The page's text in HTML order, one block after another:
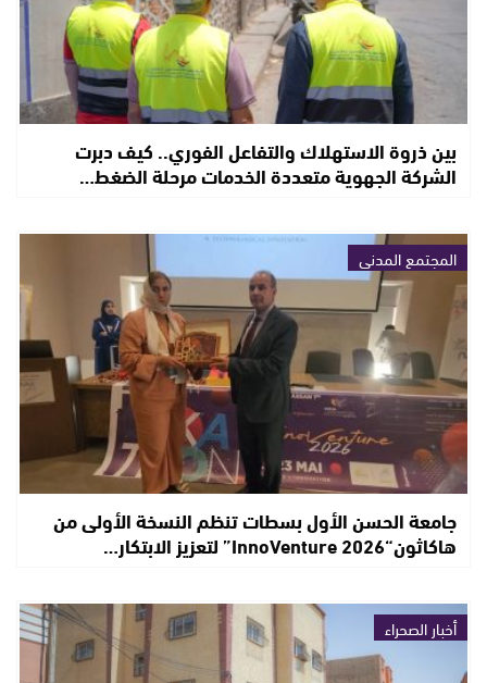
بين ذروة الاستهلاك والتفاعل الفوري.. كيف دبرت
الشركة الجهوية متعددة الخدمات مرحلة الضغط…
المجتمع المدني
جامعة الحسن الأول بسطات تنظم النسخة الأولى من
هاكاثون“InnoVenture 2026” لتعزيز الابتكار…
أخبار الصحراء